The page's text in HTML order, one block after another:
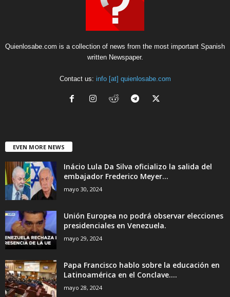
Quienlosabe.com is a collection of news from the most important Spanish
written Newspaper.
Contact us: info [at] quienlosabe.com
EVEN MORE NEWS
Inácio Lula Da Silva oficializo la salida del
embajador Frederico Meyer...
mayo 30, 2024
Unión Europea no podrá observar elecciones
presidenciales en Venezuela.
mayo 29, 2024
Papa Francisco hablo sobre la educación en
Latinoamérica en el Conclave....
mayo 28, 2024